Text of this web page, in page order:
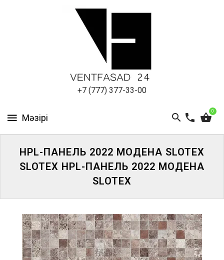
+7 (777) 377-33-00
0
ПАНЕЛИ
КІРІҢІЗ
ПАРОЛЬДІ
ҰМЫТТЫҢЫЗ
HPL-ПАНЕЛЬ 2022 МОДЕНА SLOTEX
SLOTEX HPL-ПАНЕЛЬ 2022 МОДЕНА
SLOTEX